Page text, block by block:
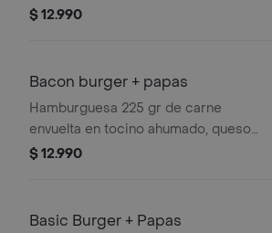
queso cheddar, cebolla, champiñones
fritas.
$ 12.990
Bacon burger + papas
Hamburguesa 225 gr de carne
envuelta en tocino ahumado, queso
cheddar, aros de cebolla fritos, salsa
mayonesa). incluye papas fritas.
$ 12.990
Basic Burger + Papas